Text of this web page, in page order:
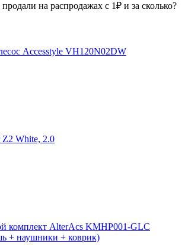
на распродажах с 1₽ и за сколько?
Accesstyle VH120N02DW
Z2 White, 2.0
комплект AlterAcs KMHP001-GLC
+ наушники + коврик)